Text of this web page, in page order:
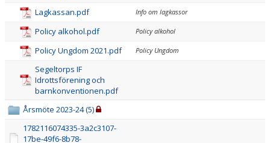
DOMARE
CAFÉ SEGLET
FÖR SPELARE & ANHÖRIGA
MEDLEMSFÖRMÅNER
PROFILPRODUKTER
BINGOLOTTER
Lagkassan.pdf Info om lagkassor
Policy alkohol.pdf Policy alkohol
Policy Ungdom 2021.pdf Policy Ungdom
Segeltorps IF
Idrottsförening och
barnkonventionen.pdf
Årsmöte 2023-24 (5)
1782116074335-3a2c3107-
17be-49f6-8b78-